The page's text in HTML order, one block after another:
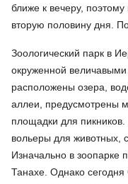
ближе к вечеру,
вторую половину дня.
Зоологический парк в
окруженной
расположены озера,
аллеи, предусмотрены
площадки для
вольеры для животных,
Изначально в
Танахе. Однако сегодня